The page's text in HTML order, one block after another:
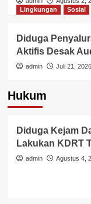
Lingkungan
Sosial
Diduga
Aktifis Desak
admin Juli 21, 2026
Hukum
Berita Polisi
Diduga Kejam
Lakukan KDRT
admin Agustus 4,